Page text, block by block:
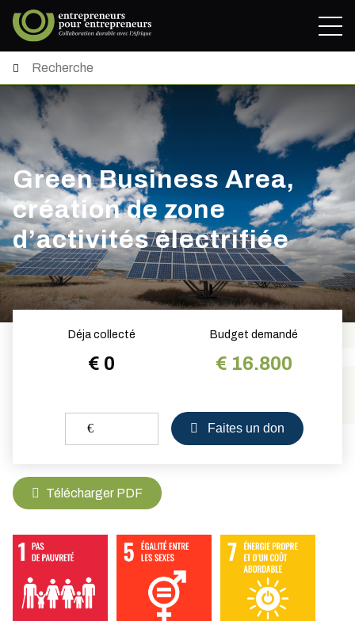
Green Business Area,
création de zone
d’activités électrifiée
Déja collecté
€ 0
Budget demandé
€ 16.800
€ Faites un don
Télécharger PDF